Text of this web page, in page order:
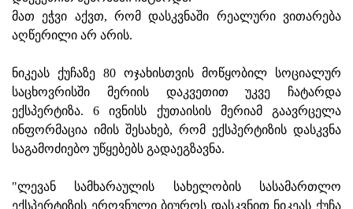
მათ ეჭვი აქვთ, რომ დასკვნაში რეალური ვითარება
აღწერილი არ არის.
ნიკეას ქუჩაზე 80 ოჯახისთვის მოწყობილ სოციალურ
საცხოვრისში მერიის დაკვეთით უკვე ჩატარდა
ექსპერტიზა. 6 ივნისს ქუთაისის მერიამ გაავრცელა
ინფორმაცია იმის შესახებ, რომ ექსპერტიზის დასკვნა
საგამოძიებო უწყებებს გადაეგზავნა.
"ლევან სამხარაულის სახელობის სასამართლო
ექსპერტიზის ეროვნული ბიუროს დასკვნით ნიკეას ქუჩა